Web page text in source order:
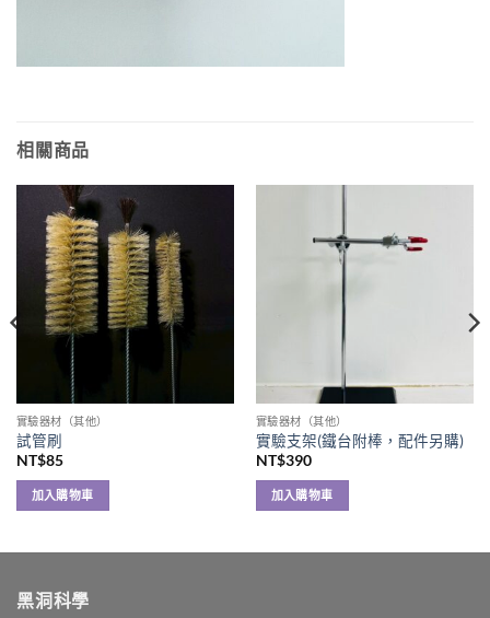
相關商品
實驗器材（其他）
試管刷
NT$85
加入購物車
實驗器材（其他）
實驗支架(鐵台附棒，配件另購)
NT$390
加入購物車
黑洞科學